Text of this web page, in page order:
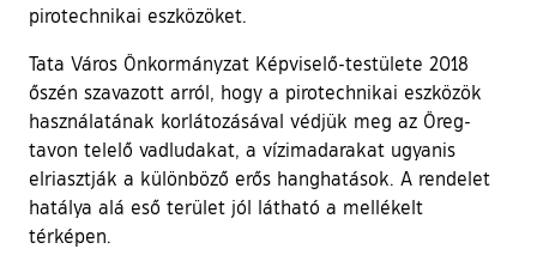
pirotechnikai eszközöket.
Tata Város Önkormányzat Képviselő-testülete 2018
őszén szavazott arról, hogy a pirotechnikai eszközök
használatának korlátozásával védjük meg az Öreg-
tavon telelő vadludakat, a vízimadarakat ugyanis
elriasztják a különböző erős hanghatások. A rendelet
hatálya alá eső terület jól látható a mellékelt
térképen.